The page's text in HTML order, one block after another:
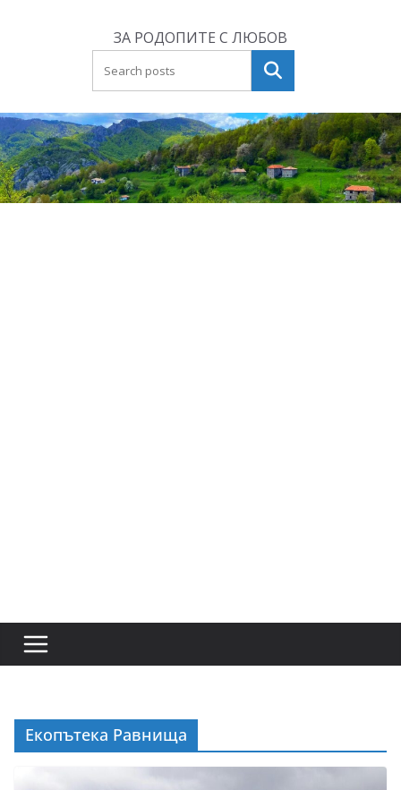
ЗА РОДОПИТЕ С ЛЮБОВ
Търсене
Екопътека Равнища